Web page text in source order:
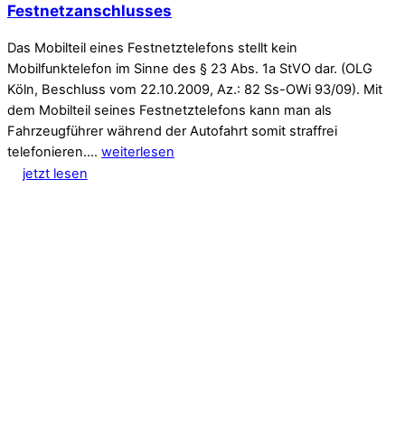
Festnetzanschlusses
Das Mobilteil eines Festnetztelefons stellt kein
Mobilfunktelefon im Sinne des § 23 Abs. 1a StVO dar. (OLG
Köln, Beschluss vom 22.10.2009, Az.: 82 Ss-OWi 93/09). Mit
dem Mobilteil seines Festnetztelefons kann man als
Fahrzeugführer während der Autofahrt somit straffrei
telefonieren.… weiterlesen
jetzt lesen